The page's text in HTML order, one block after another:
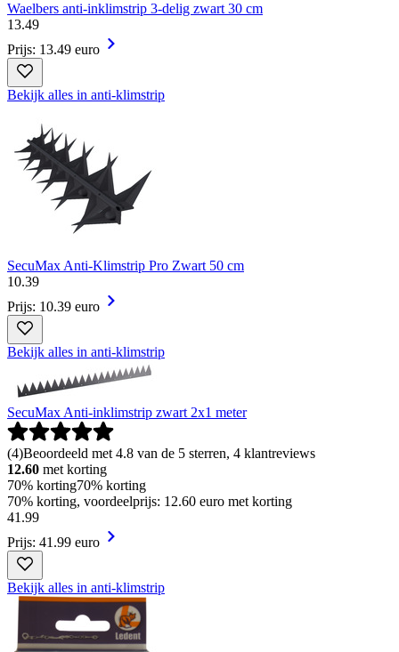
Waelbers anti-inklimstrip 3-delig zwart 30 cm
13.49
Prijs: 13.49 euro
Bekijk alles in anti-klimstrip
SecuMax Anti-Klimstrip Pro Zwart 50 cm
10.39
Prijs: 10.39 euro
Bekijk alles in anti-klimstrip
SecuMax Anti-inklimstrip zwart 2x1 meter
(4)Beoordeeld met 4.8 van de 5 sterren, 4 klantreviews
12.60 met korting
70% korting70% korting
70% korting, voordeelprijs: 12.60 euro met korting
41 .99
Prijs: 41.99 euro
Bekijk alles in anti-klimstrip